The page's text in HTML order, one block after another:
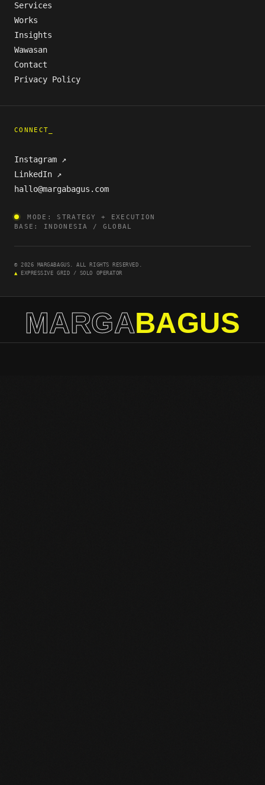
Services
Works
Insights
Wawasan
Contact
Privacy Policy
CONNECT_
Instagram ↗
LinkedIn ↗
hallo@margabagus.com
MODE: STRATEGY + EXECUTION
BASE: INDONESIA / GLOBAL
© 2026 MARGABAGUS. ALL RIGHTS RESERVED.
▲ EXPRESSIVE GRID / SOLO OPERATOR
MARGABAGUS